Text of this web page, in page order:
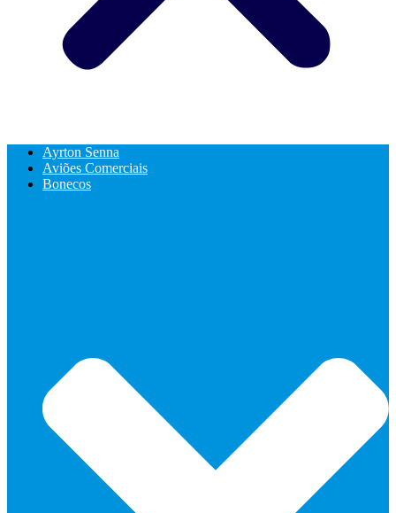
Ayrton Senna
Aviões Comerciais
Bonecos